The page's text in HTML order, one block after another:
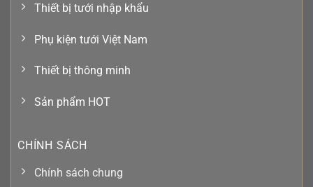
Thiết bị tưới nhập khẩu
Phụ kiện tưới Việt Nam
Thiết bị thông minh
Sản phẩm HOT
CHÍNH SÁCH
Chính sách chung